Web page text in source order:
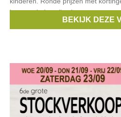
komen uit de collecties van
Woody,Aubade,Anita
BEKIJK DEZE